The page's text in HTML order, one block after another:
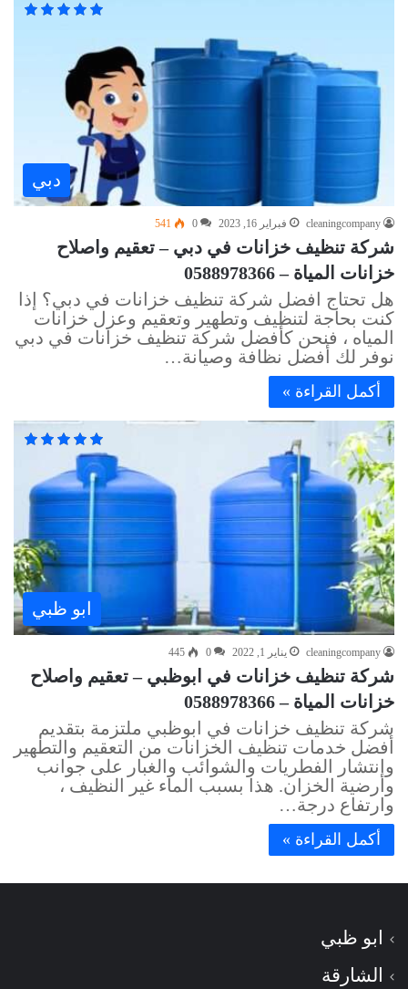
دبي
cleaningcompany فبراير 16, 2023 0
541
شركة تنظيف خزانات في دبي – تعقيم واصلاح
خزانات المياة – 0588978366
هل تحتاج افضل شركة تنظيف خزانات في دبي؟ إذا
كنت بحاجة لتنظيف وتطهير وتعقيم وعزل خزانات
المياه ، فنحن كأفضل شركة تنظيف خزانات في دبي
نوفر لك أفضل نظافة وصيانة…
أكمل القراءة »
ابو ظبي
cleaningcompany يناير 1, 2022 0
445
شركة تنظيف خزانات في ابوظبي – تعقيم واصلاح
خزانات المياة – 0588978366
شركة تنظيف خزانات في ابوظبي ملتزمة بتقديم
أفضل خدمات تنظيف الخزانات من التعقيم والتطهير
وانتشار الفطريات والشوائب والغبار على جوانب
وأرضية الخزان. هذا بسبب الماء غير النظيف ،
وارتفاع درجة…
أكمل القراءة »
ابو ظبي
الشارقة